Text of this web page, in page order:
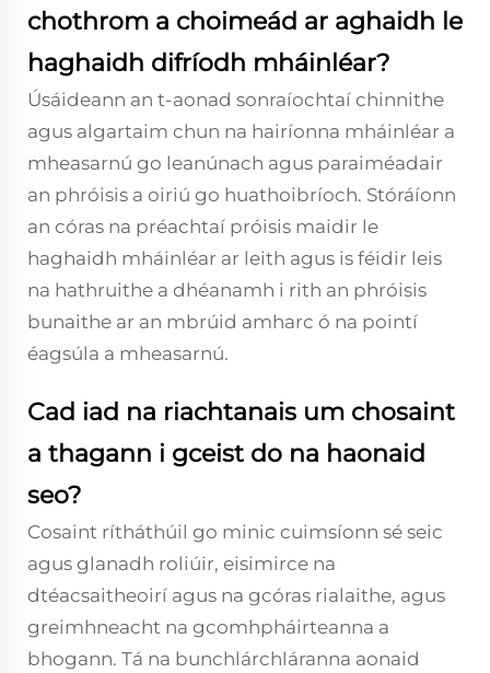
chothrom a choimeád ar aghaidh le
haghaidh difríodh mháinléar?
Úsáideann an t-aonad sonraíochtaí chinnithe
agus algartaim chun na hairíonna mháinléar a
mheasarnú go leanúnach agus paraiméadair
an phróisis a oiriú go huathoibríoch. Stóráíonn
an córas na préachtaí próisis maidir le
haghaidh mháinléar ar leith agus is féidir leis
na hathruithe a dhéanamh i rith an phróisis
bunaithe ar an mbrúid amharc ó na pointí
éagsúla a mheasarnú.
Cad iad na riachtanais um chosaint
a thagann i gceist do na haonaid
seo?
Cosaint rítháthúil go minic cuimsíonn sé seic
agus glanadh roliúir, eisimirce na
dtéacsaitheoirí agus na gcóras rialaithe, agus
greimhneacht na gcomhpháirteanna a
bhogann. Tá na bunchlárchláranna aonaid